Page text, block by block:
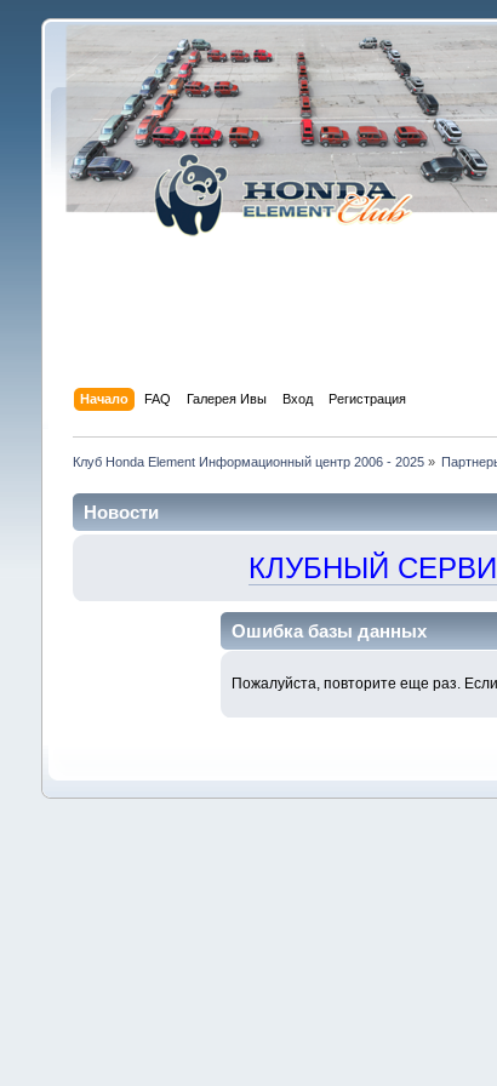
Начало FAQ Галерея Ивы Вход Регистрация
Клуб Honda Element Информационный центр 2006 - 2025»
Новости
КЛУБНЫЙ
Ошибка базы данных
Пожалуйста, повторите еще раз.